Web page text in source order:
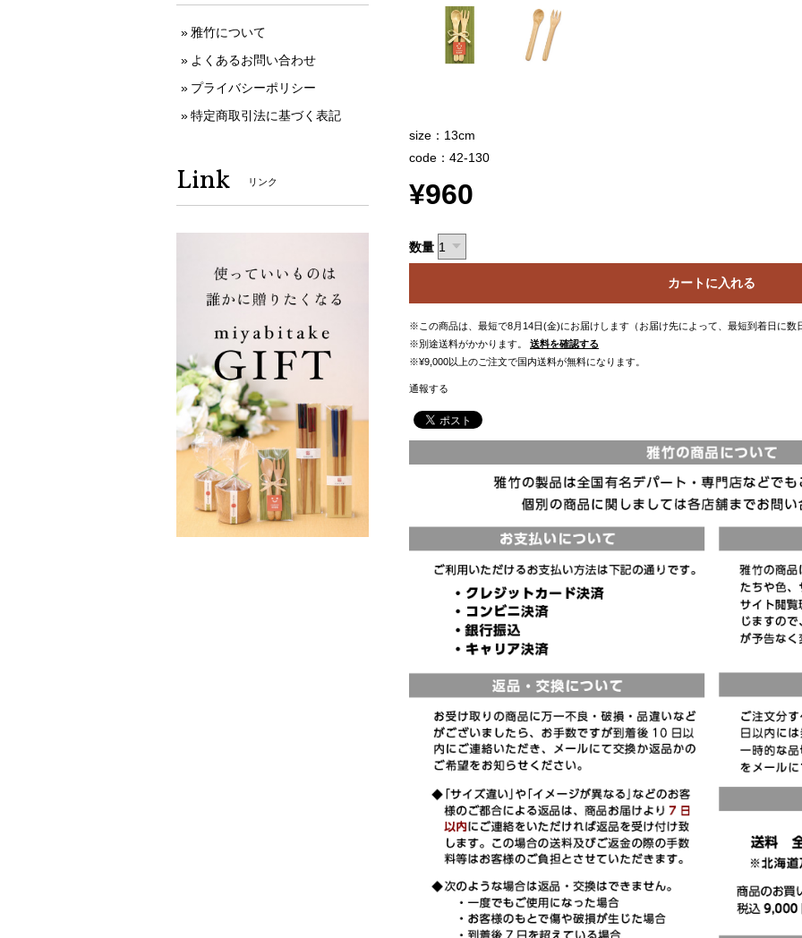
size：13cm
code：42-130
¥960
数量
カートに入れる
※この商品は、最短で8月14日(金)にお届けします（お届け先によって、最短到着日に数
※別途送料がかかります。
送料を確認する
※¥9,000以上のご注文で国内送料が無料になります。
通報する
雅竹について
よくあるお問い合わせ
プライバシーポリシー
特定商取引法に基づく表記
Link リンク